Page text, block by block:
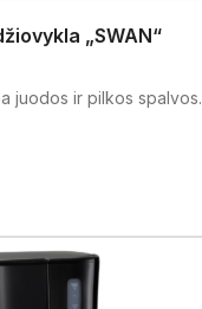
„SWAN“
juodos ir pilkos spalvos.